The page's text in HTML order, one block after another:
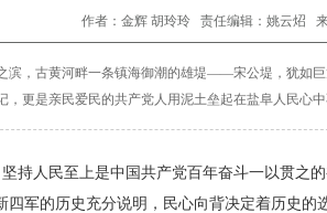
作者：金辉 胡玲玲 责任编辑：姚云炤
滨，古黄河畔一条镇海御潮的雄堤——宋公堤，犹如
，更是亲民爱民的共产党人用泥土垒起在盐阜人民心中
坚持人民至上是中国共产党百年奋斗一以贯之
四军的历史充分说明，民心向背决定着历史